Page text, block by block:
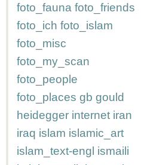
foto_fauna foto_friends
foto_ich foto_islam
foto_misc
foto_my_scan
foto_people
foto_places gb gould
heidegger internet iran
iraq islam islamic_art
islam_text-engl ismaili